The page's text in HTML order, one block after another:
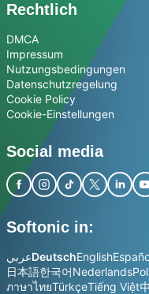
Rechtlich
DMCA
Impressum
Nutzungsbedingungen
Datenschutzregelung
Cookie Policy
Cookie-Einstellungen
Social media
Softonic in:
عربيDeutschEnglish
日本語한국어Nederlands
ภาษาไทยTürkçeTiếng Việt